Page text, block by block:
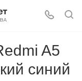
A5
синий